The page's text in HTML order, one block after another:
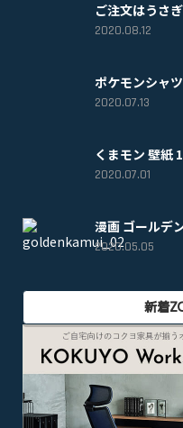
ご注文はうさ
2020.08.12
ポケモンシャ
2020.07.13
くまモン 壁紙
2020.07.01
漫画 ゴールデ
2020.05.05
新着